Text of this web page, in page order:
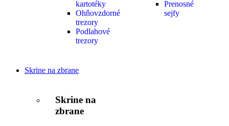
kartotéky
Ohňovzdorné
trezory
Podlahové
trezory
Prenosné
sejfy
Skrine na zbrane
Skrine na
zbrane